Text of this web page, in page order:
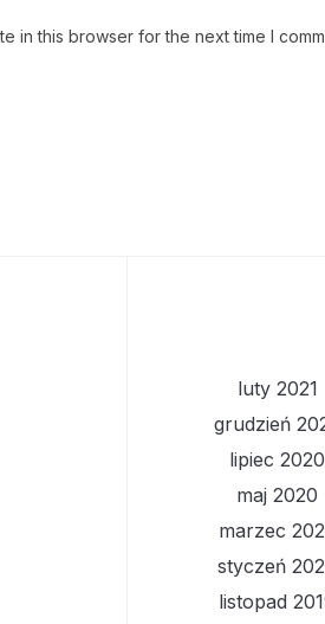
in this browser for the next time I
luty 2021
grudzień
lipiec 2020
maj 2020
marzec
styczeń
listopad